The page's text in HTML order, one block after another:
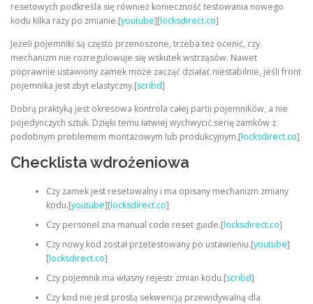
resetowych podkreśla się również konieczność testowania nowego
kodu kilka razy po zmianie.[youtube][locksdirect.co]
Jeżeli pojemniki są często przenoszone, trzeba też ocenić, czy
mechanizm nie rozregulowuje się wskutek wstrząsów. Nawet
poprawnie ustawiony zamek może zacząć działać niestabilnie, jeśli front
pojemnika jest zbyt elastyczny.[scribd]
Dobrą praktyką jest okresowa kontrola całej partii pojemników, a nie
pojedynczych sztuk. Dzięki temu łatwiej wychwycić serię zamków z
podobnym problemem montażowym lub produkcyjnym.[locksdirect.co]
Checklista wdrożeniowa
Czy zamek jest resetowalny i ma opisany mechanizm zmiany
kodu.[youtube][locksdirect.co]
Czy personel zna manual code reset guide.[locksdirect.co]
Czy nowy kod został przetestowany po ustawieniu.[youtube]
[locksdirect.co]
Czy pojemnik ma własny rejestr zmian kodu.[scribd]
Czy kod nie jest prostą sekwencją przewidywalną dla